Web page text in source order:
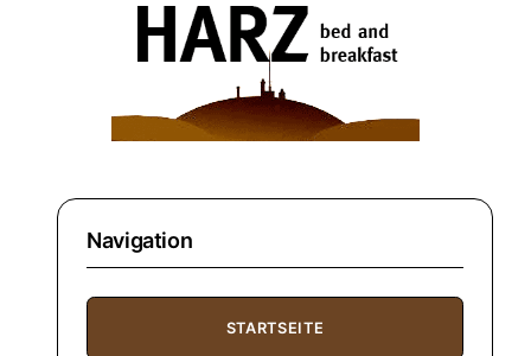
Navigation
STARTSEITE